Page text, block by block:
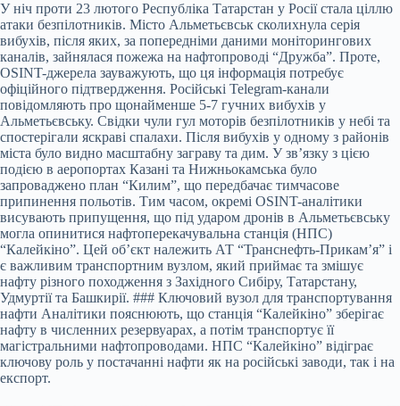
У ніч проти 23 лютого Республіка Татарстан у Росії стала ціллю
атаки безпілотників. Місто Альметьєвськ сколихнула серія
вибухів, після яких, за попередніми даними моніторингових
каналів, зайнялася пожежа на нафтопроводі “Дружба”. Проте,
OSINT-джерела зауважують, що ця інформація потребує
офіційного підтвердження. Російські Telegram-канали
повідомляють про щонайменше 5-7 гучних вибухів у
Альметьєвську. Свідки чули гул моторів безпілотників у небі та
спостерігали яскраві спалахи. Після вибухів у одному з районів
міста було видно масштабну заграву та дим. У зв’язку з цією
подією в аеропортах Казані та Нижньокамська було
запроваджено план “Килим”, що передбачає тимчасове
припинення польотів. Тим часом, окремі OSINT-аналітики
висувають припущення, що під ударом дронів в Альметьєвську
могла опинитися нафтоперекачувальна станція (НПС)
“Калейкіно”. Цей об’єкт належить АТ “Транснефть-Прикам’я” і
є важливим транспортним вузлом, який приймає та змішує
нафту різного походження з Західного Сибіру, Татарстану,
Удмуртії та Башкирії. ### Ключовий вузол для транспортування
нафти Аналітики пояснюють, що станція “Калейкіно” зберігає
нафту в численних резервуарах, а потім транспортує її
магістральними нафтопроводами. НПС “Калейкіно” відіграє
ключову роль у постачанні нафти як на російські заводи, так і на
експорт.